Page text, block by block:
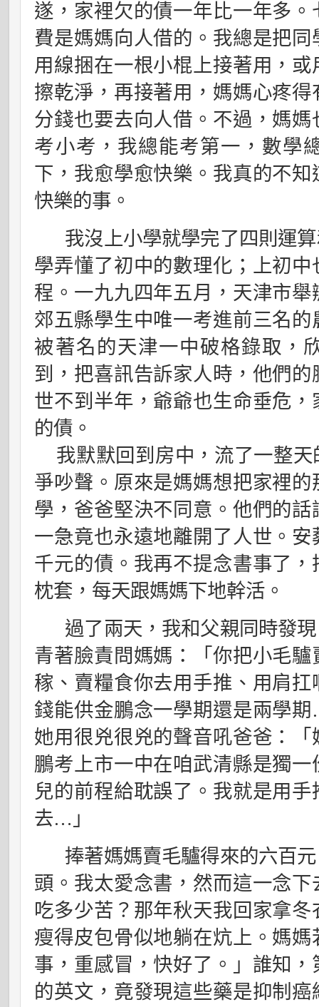
遂，家裡欠的債一年比一年多
費是媽媽向人借的。我總是把
用線捆在一根小棍上接著用，
擦乾淨，再接著用，媽媽心疼
分錢也要去向人借。不過，媽
考小考，我總能考第一，數學
下，我愈學愈快樂。我真的不
快樂的事。
我沒上小學就學完了四則運
學弄懂了初中的數理化；上初
程。一九九四年五月，天津市
郊五縣學生中唯一考進前三名
被著名的天津一中破格錄取，
到，把喜訊告訴家人時，他們
世不到半年，爺爺也生命垂危
的債。
我默默回到房中，流了一整
爭吵聲。原來是媽媽想把家裡
學，爸爸堅決不同意。他們的
一急竟也永遠地離開了人世。
千元的債。我再不提念書事了
枕套，每天跟媽媽下地幹活。
過了兩天，我和父親同時發
青著臉責問媽媽：「你把小毛
稼、賣糧食你去用手推、用肩
錢能供金鵬念一學期還是兩學期
她用很兇很兇的聲音吼爸爸：
鵬考上市一中在咱武清縣是獨
兒的前程給耽誤了。我就是用
去… 」
捧著媽媽賣毛驢得來的六百
頭。我太愛念書，然而這一念
吃多少苦？那年秋天我回家拿
瘦得皮包骨似地躺在炕上。媽
事，重感冒，快好了。」誰知
的英文，竟發現這些藥是抑制